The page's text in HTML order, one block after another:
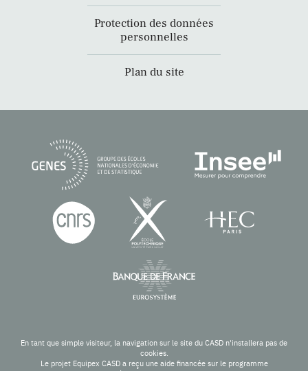
Protection des données
personnelles
Plan du site
En tant que simple visiteur, la navigation sur le site du CASD n'installera pas de
cookies.
Le projet Equipex CASD a reçu une aide financée sur le programme